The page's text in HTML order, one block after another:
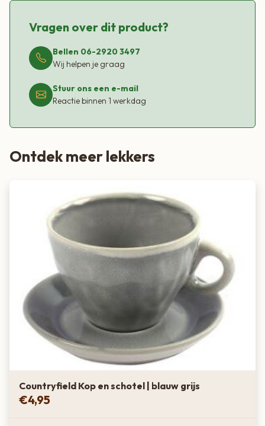
Vragen over dit product?
Bellen 06-2920 3497
Wij helpen je graag
Stuur ons een e-mail
Reactie binnen 1 werkdag
Ontdek meer lekkers
Countryfield Kop en schotel | blauw grijs
€4,95